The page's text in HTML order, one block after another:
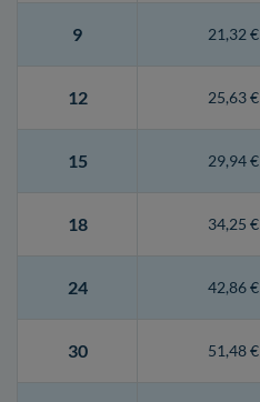
9 21,32 €
12 25,63 €
15 29,94 €
18 34,25 €
24 42,86 €
30 51,48 €